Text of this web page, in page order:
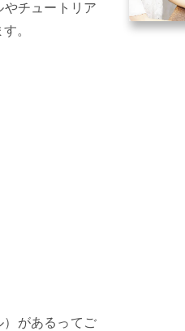
チュートリア
。
があるってご